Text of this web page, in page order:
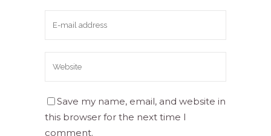
Save my name, email, and website in
this browser for the next time I
comment.